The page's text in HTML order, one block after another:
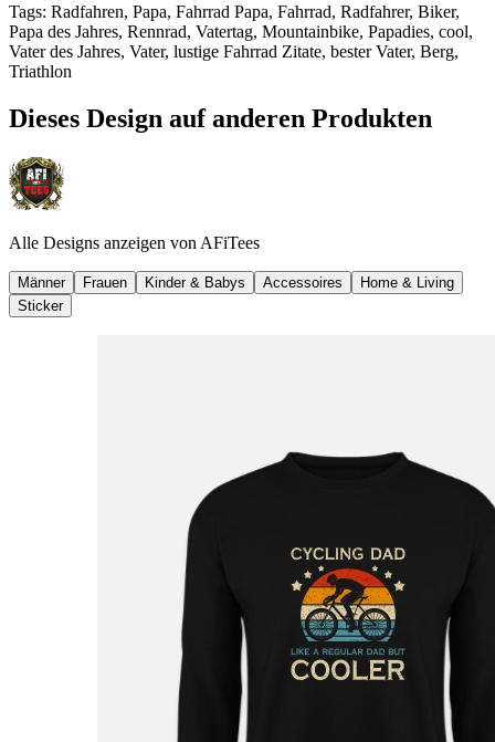
Tags: Radfahren, Papa, Fahrrad Papa, Fahrrad, Radfahrer, Biker,
Papa des Jahres, Rennrad, Vatertag, Mountainbike, Papadies, cool,
Vater des Jahres, Vater, lustige Fahrrad Zitate, bester Vater, Berg,
Triathlon
Dieses Design auf anderen Produkten
Alle Designs anzeigen von AFiTees
Männer Frauen Kinder & Babys Accessoires
Home & Living
Sticker